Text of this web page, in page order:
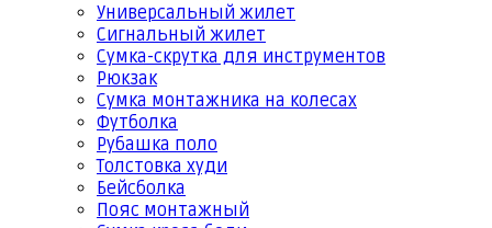
Универсальный жилет
Сигнальный жилет
Сумка-скрутка для инструментов
Рюкзак
Сумка монтажника на колесах
Футболка
Рубашка поло
Толстовка худи
Бейсболка
Пояс монтажный